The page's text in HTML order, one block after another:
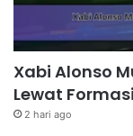
Xabi Alonso
Lewat
2 hari ago